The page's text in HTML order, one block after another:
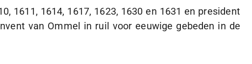
1611, 1614, 1617, 1623, 1630 en 1631 en president
van Ommel in ruil voor eeuwige gebeden in de